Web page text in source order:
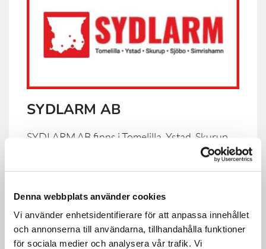
Denna webbplats använder cookies
Vi använder enhetsidentifierare för att anpassa innehållet
och annonserna till användarna, tillhandahålla funktioner
för sociala medier och analysera vår trafik. Vi
SYDLARM AB
SYDLARM AB finns i Tomelilla, Ystad, Skurup,
Sjöbo med omnejd. Deras bärgningsbilar täcker
stora delar av Österlen, sydöstra Skåne med
SYDLARM AB